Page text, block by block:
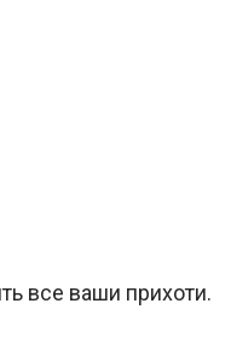
все ваши прихоти.